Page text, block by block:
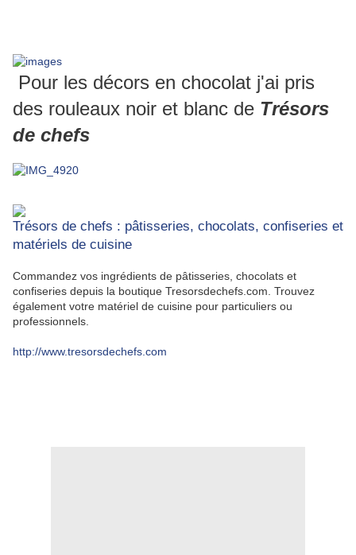
Pour les décors en chocolat j'ai pris
des rouleaux noir et blanc de Trésors
de chefs
Trésors de chefs : pâtisseries, chocolats, confiseries et
matériels de cuisine
Commandez vos ingrédients de pâtisseries, chocolats et
confiseries depuis la boutique Tresorsdechefs.com. Trouvez
également votre matériel de cuisine pour particuliers ou
professionnels.
http://www.tresorsdechefs.com